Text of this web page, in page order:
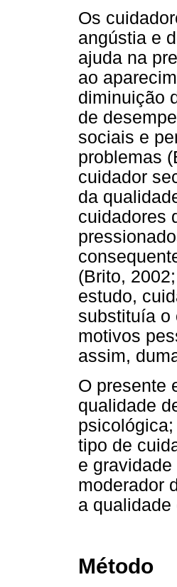
Os
angústia e
ajuda na
ao
diminuição
de
sociais e
problemas
cuidador
da
cuidadores
(Brito,
estudo,
substituía o
motivos
assim,
O presente
qualidade
tipo de
e
moderador
a
Método